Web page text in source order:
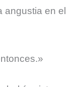
angustia en el